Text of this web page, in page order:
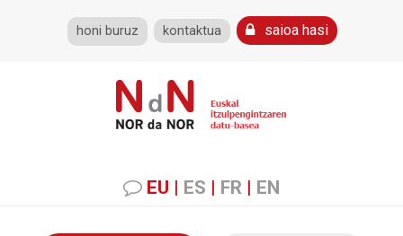
honi buruz kontaktua saioa hasi
EU | ES | FR | EN